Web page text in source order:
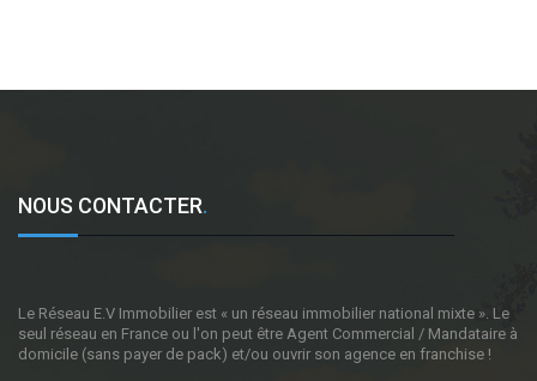
NOUS CONTACTER.
Le Réseau E.V Immobilier est « un réseau immobilier national mixte ». Le
seul réseau en France ou l'on peut être Agent Commercial / Mandataire à
domicile (sans payer de pack) et/ou ouvrir son agence en franchise !